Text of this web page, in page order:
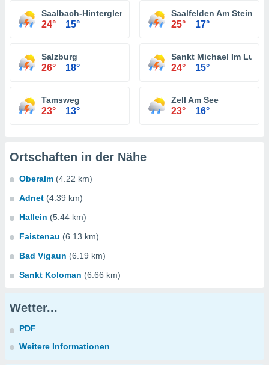
Saalbach-Hinterglemm
24° 15°
Saalfelden Am
25° 17°
Salzburg
26° 18°
Sankt Michael Im
24° 15°
Tamsweg
23° 13°
Zell Am See
23° 16°
Ortschaften in der Nähe
Oberalm (4.22 km)
Adnet (4.39 km)
Hallein (5.44 km)
Faistenau (6.13 km)
Bad Vigaun (6.19 km)
Sankt Koloman (6.66 km)
Wetter...
PDF
Weitere Informationen